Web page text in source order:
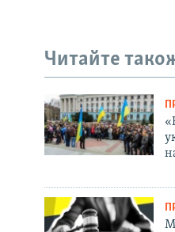
Читайте